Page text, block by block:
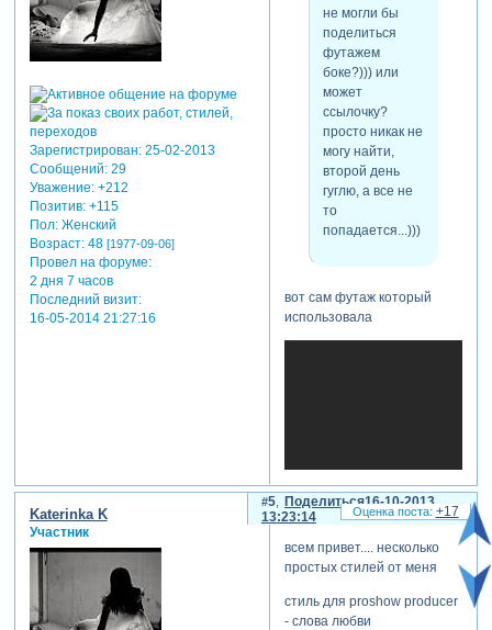
Зарегистрирован: 25-02-2013
Сообщений:29
Уважение: +212
Позитив: +115
Пол:Женский
Возраст:48 [1977-09-06]
Провел на форуме:
2 дня 7 часов
Последний визит:
16-05-2014 21:27:16
не могли бы
поделиться
футажем
боке?))) или
может
ссылочку?
просто никак не
могу найти,
второй день
гуглю, а все не
то
попадается...)))
вот сам футаж который
использовала
Поделиться
5
16-10-2013
13:23:14
Katerinka K
Участник
всем привет.... несколько
простых стилей от меня
стиль для proshow producer
- слова любви
+17